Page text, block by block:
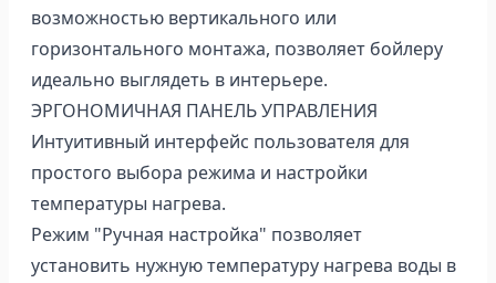
возможностью вертикального или
горизонтального монтажа, позволяет бойлеру
идеально выглядеть в интерьере.
ЭРГОНОМИЧНАЯ ПАНЕЛЬ УПРАВЛЕНИЯ
Интуитивный интерфейс пользователя для
простого выбора режима и настройки
температуры нагрева.
Режим "Ручная настройка" позволяет
установить нужную температуру нагрева воды в